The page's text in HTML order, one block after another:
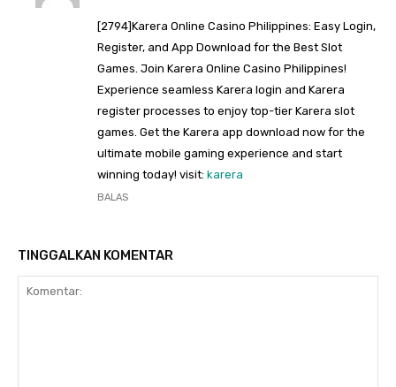
[2794]Karera Online Casino Philippines: Easy Login,
Register, and App Download for the Best Slot
Games. Join Karera Online Casino Philippines!
Experience seamless Karera login and Karera
register processes to enjoy top-tier Karera slot
games. Get the Karera app download now for the
ultimate mobile gaming experience and start
winning today! visit: karera
BALAS
TINGGALKAN KOMENTAR